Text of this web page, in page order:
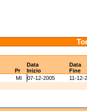
Data
Data
Pr Inizio
Fine
MI 07-12-2005 11-12-